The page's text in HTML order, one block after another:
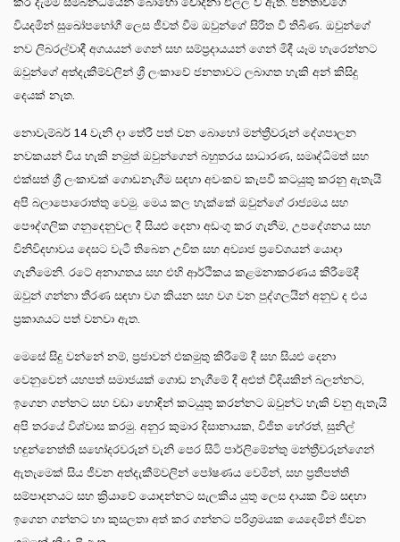
වියදමින් සුඛෝපභෝගී ලෙස ජීවත් වීම ඔවුන්ගේ සිරිත වී තිබිණ. ඔවුන්ගේ
නව ලිබරල්වාදී අගයයන් ගෙන් සහ සම්ප‍්‍රදායයන් ගෙන් මිදී යෑම හැරෙන්නට
ඔවුන්ගේ අත්දැකීම්වලින් ශ්‍රී ලංකාවේ ජනතාවට ලබාගත හැකි අන් කිසිදු
දෙයක් නැත.
නොවැම්බර් 14 වැනි දා තේරී පත් වන බොහෝ මන්ත්‍රීවරුන් දේශපාලන
නවකයන් විය හැකි නමුත් ඔවුන්ගෙන් බහුතරය සාධාරණ, සමෘද්ධිමත් සහ
එක්සත් ශ්‍රී ලංකාවක් ගොඩනැගීම සඳහා අවංකව කැපවී කටයුතු කරනු ඇතැයි
අපි බලාපොරොත්තු වෙමු. මෙය කල හැක්කේ ඔවුන්ගේ රාජ්‍යමය සහ
පෞද්ගලික ගනුදෙනුවල දී සියළු දෙනා අඩංගු කර ගැනීම, උපදේශනය සහ
විනිවිදභාවය දෙසට වැටී තිබෙන උචිත සහ අව්‍යාජ ප්‍රවේශයන් යොදා
ගැනීමෙනි. රටේ අනාගතය සහ එහි ආර්ථිකය කළමනාකරණය කිරීමේදී
ඔවුන් ගන්නා තීරණ සඳහා වග කියන සහ වග වන පුද්ගලයින් අනුව ද එය
ප්‍රකාශයට පත් වනවා ඇත.
මෙසේ සිදු වන්නේ නම්, ප‍්‍රජාවන් එකමුතු කිරීමේ දී සහ සියළු දෙනා
වෙනුවෙන් යහපත් සමාජයක් ගොඩ නැගීමේ දී අළුත් විදියකින් බලන්නට,
ඉගෙන ගන්නට සහ වඩා හොඳින් කටයුතු කරන්නට ඔවුන්ට හැකි වනු ඇතැයි
අපි තරයේ විශ්වාස කරමු. අනුර කුමාර දිසානායක, විජිත හේරත්, සුනිල්
හඳුන්නෙත්ති සහෝදරවරුන් වැනි පෙර සිටි පාර්ලිමේන්තු මන්ත්‍රීවරුන්ගෙන්
ඇතැමෙක් සිය ජීවන අත්දැකීම්වලින් පෝෂණය වෙමින්, සහ ප්‍රතිපත්ති
සම්පාදනයට සහ ක්‍රියාවේ යොදන්නට සැලකිය යුතු ලෙස දායක වීම සඳහා
ඉගෙන ගන්නට හා කුසලතා අත් කර ගන්නට පරිශ්‍රමයක යෙදෙමින් ජීවන